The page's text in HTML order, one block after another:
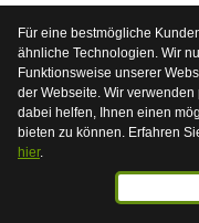
Für eine bestmögliche
ähnliche Technologien. Wir
Funktionsweise unserer
der Webseite. Wir
dabei helfen, Ihnen einen
bieten zu können. Erfahren
hier.